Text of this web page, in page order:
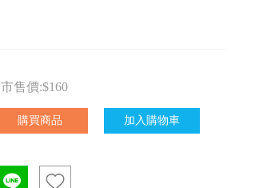
市售價:$160